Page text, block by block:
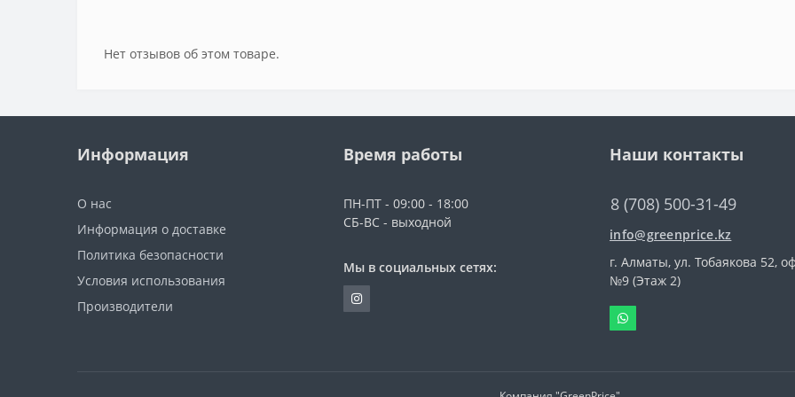
Нет отзывов об этом товаре.
Информация
О нас
Информация о доставке
Политика безопасности
Условия использования
Производители
Время работы
ПН-ПТ - 09:00 - 18:00
СБ-ВС - выходной
Мы в социальных сетях:
Наши контакты
8 (708) 500-31-49
info@greenprice.kz
г. Алматы, ул. Тобаякова 52,
№9 (Этаж 2)